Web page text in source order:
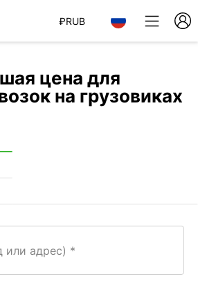
₽RUB
цена для
на грузовиках
или адрес)